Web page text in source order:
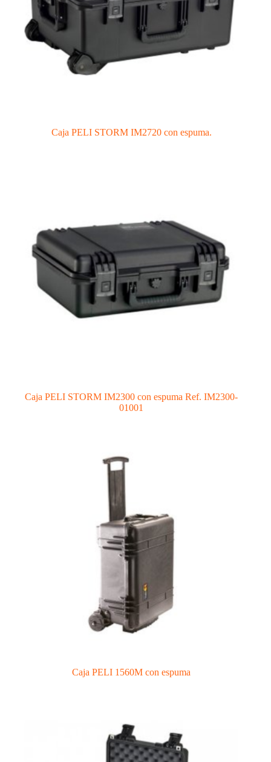
Caja PELI STORM IM2720 con espuma.
Caja PELI STORM IM2300 con espuma Ref. IM2300-
01001
Caja PELI 1560M con espuma